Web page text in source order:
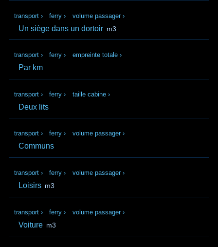
transport › ferry › volume passager ›
Un siège dans un dortoir m3
transport › ferry › empreinte totale ›
Par km
transport › ferry › taille cabine ›
Deux lits
transport › ferry › volume passager ›
Communs
transport › ferry › volume passager ›
Loisirs m3
transport › ferry › volume passager ›
Voiture m3